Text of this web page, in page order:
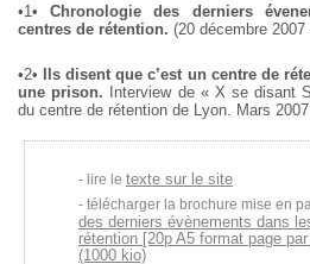
•1•Chronologie des derniers
centres de rétention. (20 décembre
•2•
Ils disent que c’est un centre de
une prison. Interview de « X se disant
du centre de rétention de Lyon. Mars 2007
lire le texte sur le site
télécharger la brochure mise en
des derniers évènements dans
rétention [20p A5 format page
(1000 kio)